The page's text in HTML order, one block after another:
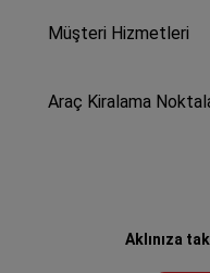
Müşteri Hizmetleri
Araç Kiralama
Aklınıza